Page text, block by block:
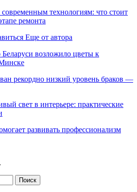
технологиям: что стоит
ремонта
Еще от автора
возложило цветы к
рекордно низкий уровень браков —
свет в интерьере: практические
развивать профессионализм